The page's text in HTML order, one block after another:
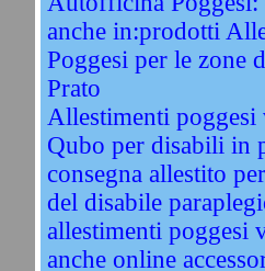
anche in:prodotti
Poggesi per le zone
Prato
Allestimenti poggesi
Qubo per disabili in
consegna allestito
del disabile
allestimenti poggesi
anche online